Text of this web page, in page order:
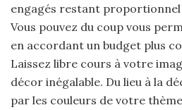
engagés restant proportionnel
Vous pouvez du coup vous
en accordant un budget plus
Laissez libre cours à votre
décor inégalable. Du lieu à la
par les couleurs de votre